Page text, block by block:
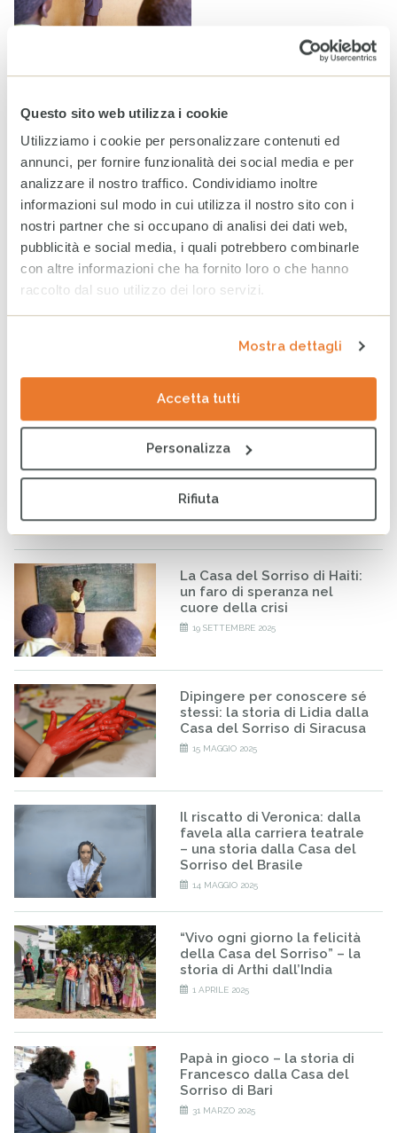
Questo sito web utilizza i cookie
Utilizziamo i cookie per personalizzare contenuti ed
annunci, per fornire funzionalità dei social media e per
analizzare il nostro traffico. Condividiamo inoltre
informazioni sul modo in cui utilizza il nostro sito con i
nostri partner che si occupano di analisi dei dati web,
pubblicità e social media, i quali potrebbero combinarle
con altre informazioni che ha fornito loro o che hanno
raccolto dal suo utilizzo dei loro servizi.
Mostra dettagli
Accetta tutti
Personalizza
Rifiuta
della crisi
Notizie, Storie dal campo
TagINFANZIA ADOZIONE EDUCAZIONE
SOSTEGNO A DISTANZA HAITI
ULTIMI ARTICOLI
rinascita di Flavia alla Casa
del Sorriso di Siracusa
Inside Gaza — La
testimonianza di un
operatore CESVI tra
macerie, resilienza e
necessità umanitaria
La Casa del Sorriso di Haiti:
un faro di speranza nel
cuore della crisi
19 SETTEMBRE 2025
Dipingere per conoscere sé
stessi: la storia di Lidia dalla
Casa del Sorriso di Siracusa
15 MAGGIO 2025
Il riscatto di Veronica: dalla
favela alla carriera teatrale
– una storia dalla Casa del
Sorriso del Brasile
14 MAGGIO 2025
“Vivo ogni giorno la felicità
della Casa del Sorriso” – la
storia di Arthi dall’India
1 APRILE 2025
Papà in gioco – la storia di
Francesco dalla Casa del
Sorriso di Bari
31 MARZO 2025